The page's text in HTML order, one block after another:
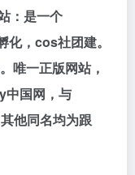
：是一个
，cos社团建。
唯一正版网站，
中国网，与
他同名均为跟